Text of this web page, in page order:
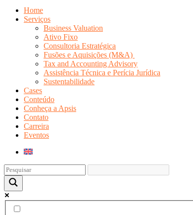
Home
Serviços
Business Valuation
Ativo Fixo
Consultoria Estratégica
Fusões e Aquisições (M&A)
Tax and Accounting Advisory
Assistência Técnica e Perícia Jurídica
Sustentabilidade
Cases
Conteúdo
Conheça a Apsis
Contato
Carreira
Eventos